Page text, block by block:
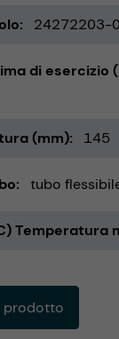
24272203-
di esercizio
(mm) 145
tubo
Temperatura
prodotto